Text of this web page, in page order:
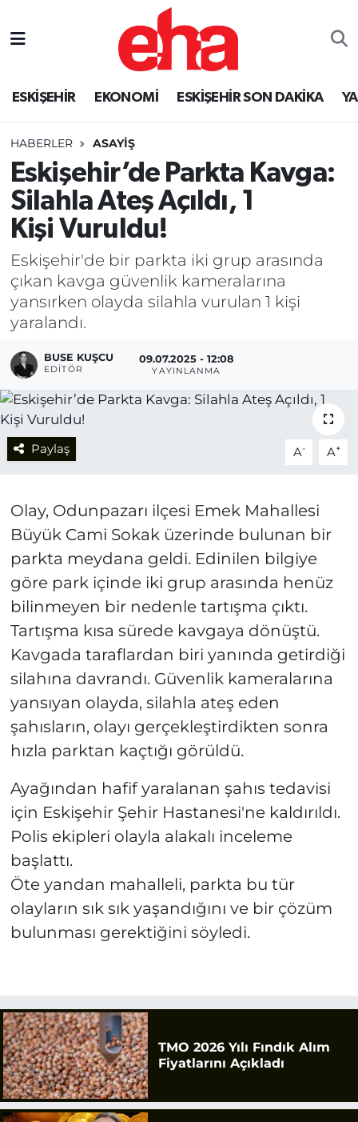
ESKİŞEHİR EKONOMİ ESKİŞEHİR SON DAKİKA
HABERLER ASAYİŞ
Eskişehir’de Parkta Kavga:
Silahla Ateş Açıldı, 1
Kişi Vuruldu!
Eskişehir'de bir parkta iki grup arasında
çıkan kavga güvenlik kameralarına
yansırken olayda silahla vurulan 1 kişi
yaralandı.
BUSE KUŞCU
EDITÖR
09.07.2025 - 12:08
YAYINLANMA
Paylaş A- A+
Olay, Odunpazarı ilçesi Emek Mahallesi
Büyük Cami Sokak üzerinde bulunan bir
parkta meydana geldi. Edinilen bilgiye
göre park içinde iki grup arasında henüz
bilinmeyen bir nedenle tartışma çıktı.
Tartışma kısa sürede kavgaya dönüştü.
Kavgada taraflardan biri yanında getirdiği
silahına davrandı. Güvenlik kameralarına
yansıyan olayda, silahla ateş eden
şahısların, olayı gerçekleştirdikten sonra
hızla parktan kaçtığı görüldü.
Ayağından hafif yaralanan şahıs tedavisi
için Eskişehir Şehir Hastanesi'ne kaldırıldı.
Polis ekipleri olayla alakalı inceleme
başlattı.
Öte yandan mahalleli, parkta bu tür
olayların sık sık yaşandığını ve bir çözüm
bulunması gerektiğini söyledi.
TMO 2026 Yılı Fındık Alım
Fiyatlarını Açıkladı